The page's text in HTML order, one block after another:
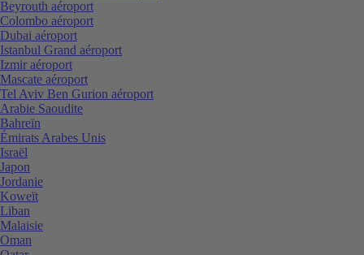
Beyrouth aéroport
Colombo aéroport
Dubai aéroport
Istanbul Grand aéroport
Izmir aéroport
Mascate aéroport
Tel Aviv Ben Gurion aéroport
Arabie Saoudite
Bahreïn
Émirats Arabes Unis
Israël
Japon
Jordanie
Koweït
Liban
Malaisie
Oman